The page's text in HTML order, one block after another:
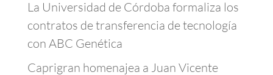
La Universidad de Córdoba formaliza los
contratos de transferencia de tecnología
con ABC Genética
Caprigran homenajea a Juan Vicente